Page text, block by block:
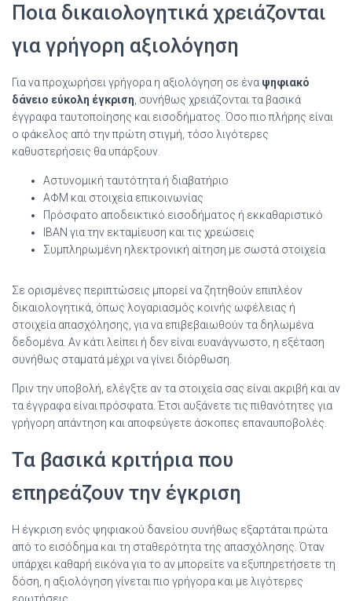
Ποια δικαιολογητικά χρειάζονται
για γρήγορη αξιολόγηση
Για να προχωρήσει γρήγορα η αξιολόγηση σε ένα ψηφιακό
δάνειο εύκολη έγκριση , συνήθως χρειάζονται τα βασικά
έγγραφα ταυτοποίησης και εισοδήματος. Όσο πιο πλήρης είναι
ο φάκελος από την πρώτη στιγμή, τόσο λιγότερες
καθυστερήσεις θα υπάρξουν.
Αστυνομική ταυτότητα ή διαβατήριο
ΑΦΜ και στοιχεία επικοινωνίας
Πρόσφατο αποδεικτικό εισοδήματος ή εκκαθαριστικό
IBAN για την εκταμίευση και τις χρεώσεις
Συμπληρωμένη ηλεκτρονική αίτηση με σωστά στοιχεία
Σε ορισμένες περιπτώσεις μπορεί να ζητηθούν επιπλέον
δικαιολογητικά, όπως λογαριασμός κοινής ωφέλειας ή
στοιχεία απασχόλησης, για να επιβεβαιωθούν τα δηλωμένα
δεδομένα. Αν κάτι λείπει ή δεν είναι ευανάγνωστο, η εξέταση
συνήθως σταματά μέχρι να γίνει διόρθωση.
Πριν την υποβολή, ελέγξτε αν τα στοιχεία σας είναι ακριβή και αν
τα έγγραφα είναι πρόσφατα. Έτσι αυξάνετε τις πιθανότητες για
γρήγορη απάντηση και αποφεύγετε άσκοπες επαναυποβολές.
Τα βασικά κριτήρια που
επηρεάζουν την έγκριση
Η έγκριση ενός ψηφιακού δανείου συνήθως εξαρτάται πρώτα
από το εισόδημα και τη σταθερότητα της απασχόλησης. Όταν
υπάρχει καθαρή εικόνα για το αν μπορείτε να εξυπηρετήσετε τη
δόση, η αξιολόγηση γίνεται πιο γρήγορα και με λιγότερες